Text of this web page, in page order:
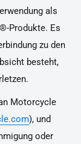
als
Produkte. Es
zu den
besteht,
Motorcycle
), und
oder